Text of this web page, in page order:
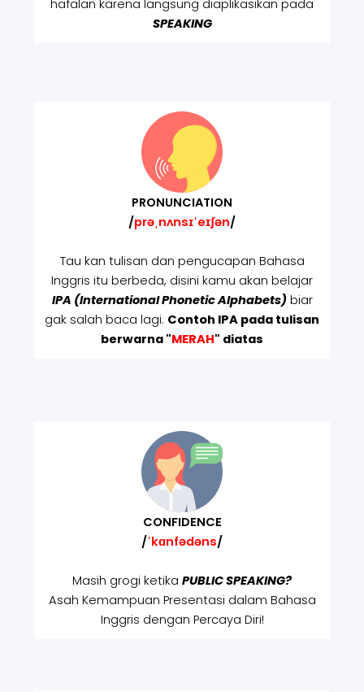
hafalan karena langsung diaplikasikan pada
SPEAKING
PRONUNCIATION
/prəˌnʌnsɪˈeɪʃən/
Tau kan tulisan dan pengucapan Bahasa
Inggris itu berbeda, disini kamu akan belajar
IPA (International Phonetic Alphabets) biar
gak salah baca lagi. Contoh IPA pada tulisan
berwarna "MERAH" diatas
CONFIDENCE
/ˈkɑnfədəns/
Masih grogi ketika PUBLIC SPEAKING?
Asah Kemampuan Presentasi dalam Bahasa
Inggris dengan Percaya Diri!